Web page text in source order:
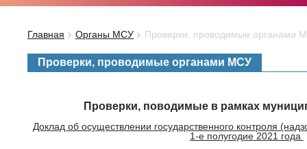
Главная Органы МСУ Проверки, проводимые органами
Проверки, проводимые органами МСУ
Проверки, поводимые в рамках
Доклад об осуществлении государственного контроля
1-е полугодие 2021 года